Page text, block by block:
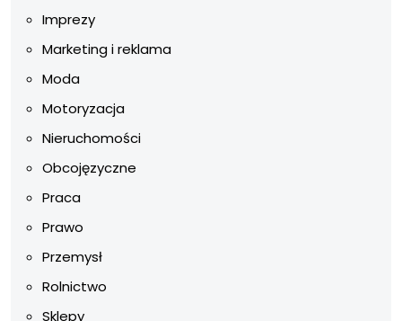
Imprezy
Marketing i reklama
Moda
Motoryzacja
Nieruchomości
Obcojęzyczne
Praca
Prawo
Przemysł
Rolnictwo
Sklepy